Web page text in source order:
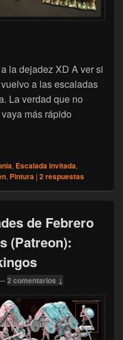
la dejadez XD A ver si
a las escaladas
La verdad que no
más rápido
Invitada – Febrero 3 –
, Escalada invitada,
, Pintura | 2 respuestas
de Febrero
(Patreon):
2 comentarios ↓